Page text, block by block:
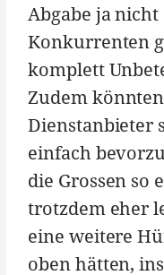
Abgabe ja
Konkurrenten
komplett
Zudem
Dienstanbieter
einfach
die Grossen so
trotzdem eher
eine weitere
oben hätten,